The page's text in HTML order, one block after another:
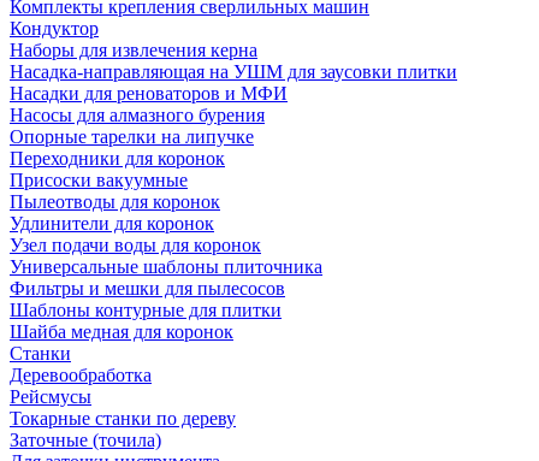
Комплекты крепления сверлильных машин
Кондуктор
Наборы для извлечения керна
Насадка-направляющая на УШМ для заусовки плитки
Насадки для реноваторов и МФИ
Насосы для алмазного бурения
Опорные тарелки на липучке
Переходники для коронок
Присоски вакуумные
Пылеотводы для коронок
Удлинители для коронок
Узел подачи воды для коронок
Универсальные шаблоны плиточника
Фильтры и мешки для пылесосов
Шаблоны контурные для плитки
Шайба медная для коронок
Станки
Деревообработка
Рейсмусы
Токарные станки по дереву
Заточные (точила)